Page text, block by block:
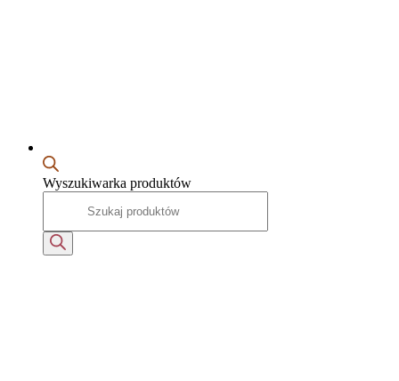
Wyszukiwarka produktów